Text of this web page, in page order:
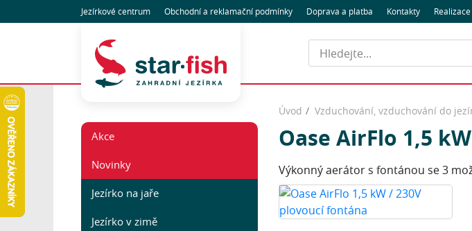
Jezírkové centrum Obchodnía reklamační podmínky Doprava a platba Kontakty Realizace
Hledat
Akce
Novinky
Jezírko na jaře
Jezírko v zimě
Úvod Vzduchování, vzduchování do
Oase AirFlo 1,5
Výkonný aerátor s fontánou se 3